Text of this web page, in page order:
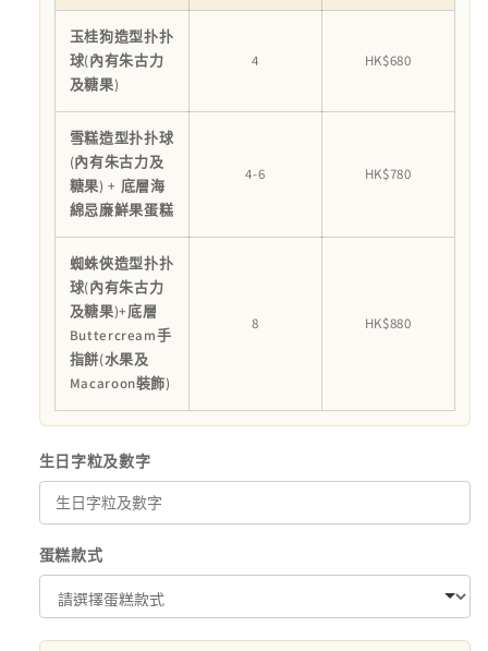
糕
數
量
少
糕
數
加
玉桂狗造型扑扑
球(內有朱古力
及糖果)
4 HK$680
雪糕造型扑扑球
(內有朱古力及
糖果) + 底層海
綿忌廉鮮果蛋糕
4-6 HK$780
蜘蛛俠造型扑扑
球(內有朱古力
及糖果)+底層
Buttercream手
指餅(水果及
Macaroon裝飾)
8 HK$880
生日字粒及數字
蛋糕款式